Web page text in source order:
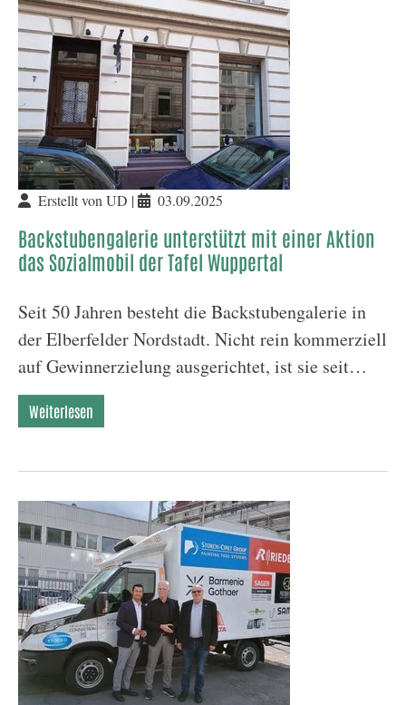
Erstellt von UD | 03.09.2025
Backstubengalerie unterstützt mit einer Aktion
das Sozialmobil der Tafel Wuppertal
Seit 50 Jahren besteht die Backstubengalerie in
der Elberfelder Nordstadt. Nicht rein kommerziell
auf Gewinnerzielung ausgerichtet, ist sie seit…
Weiterlesen